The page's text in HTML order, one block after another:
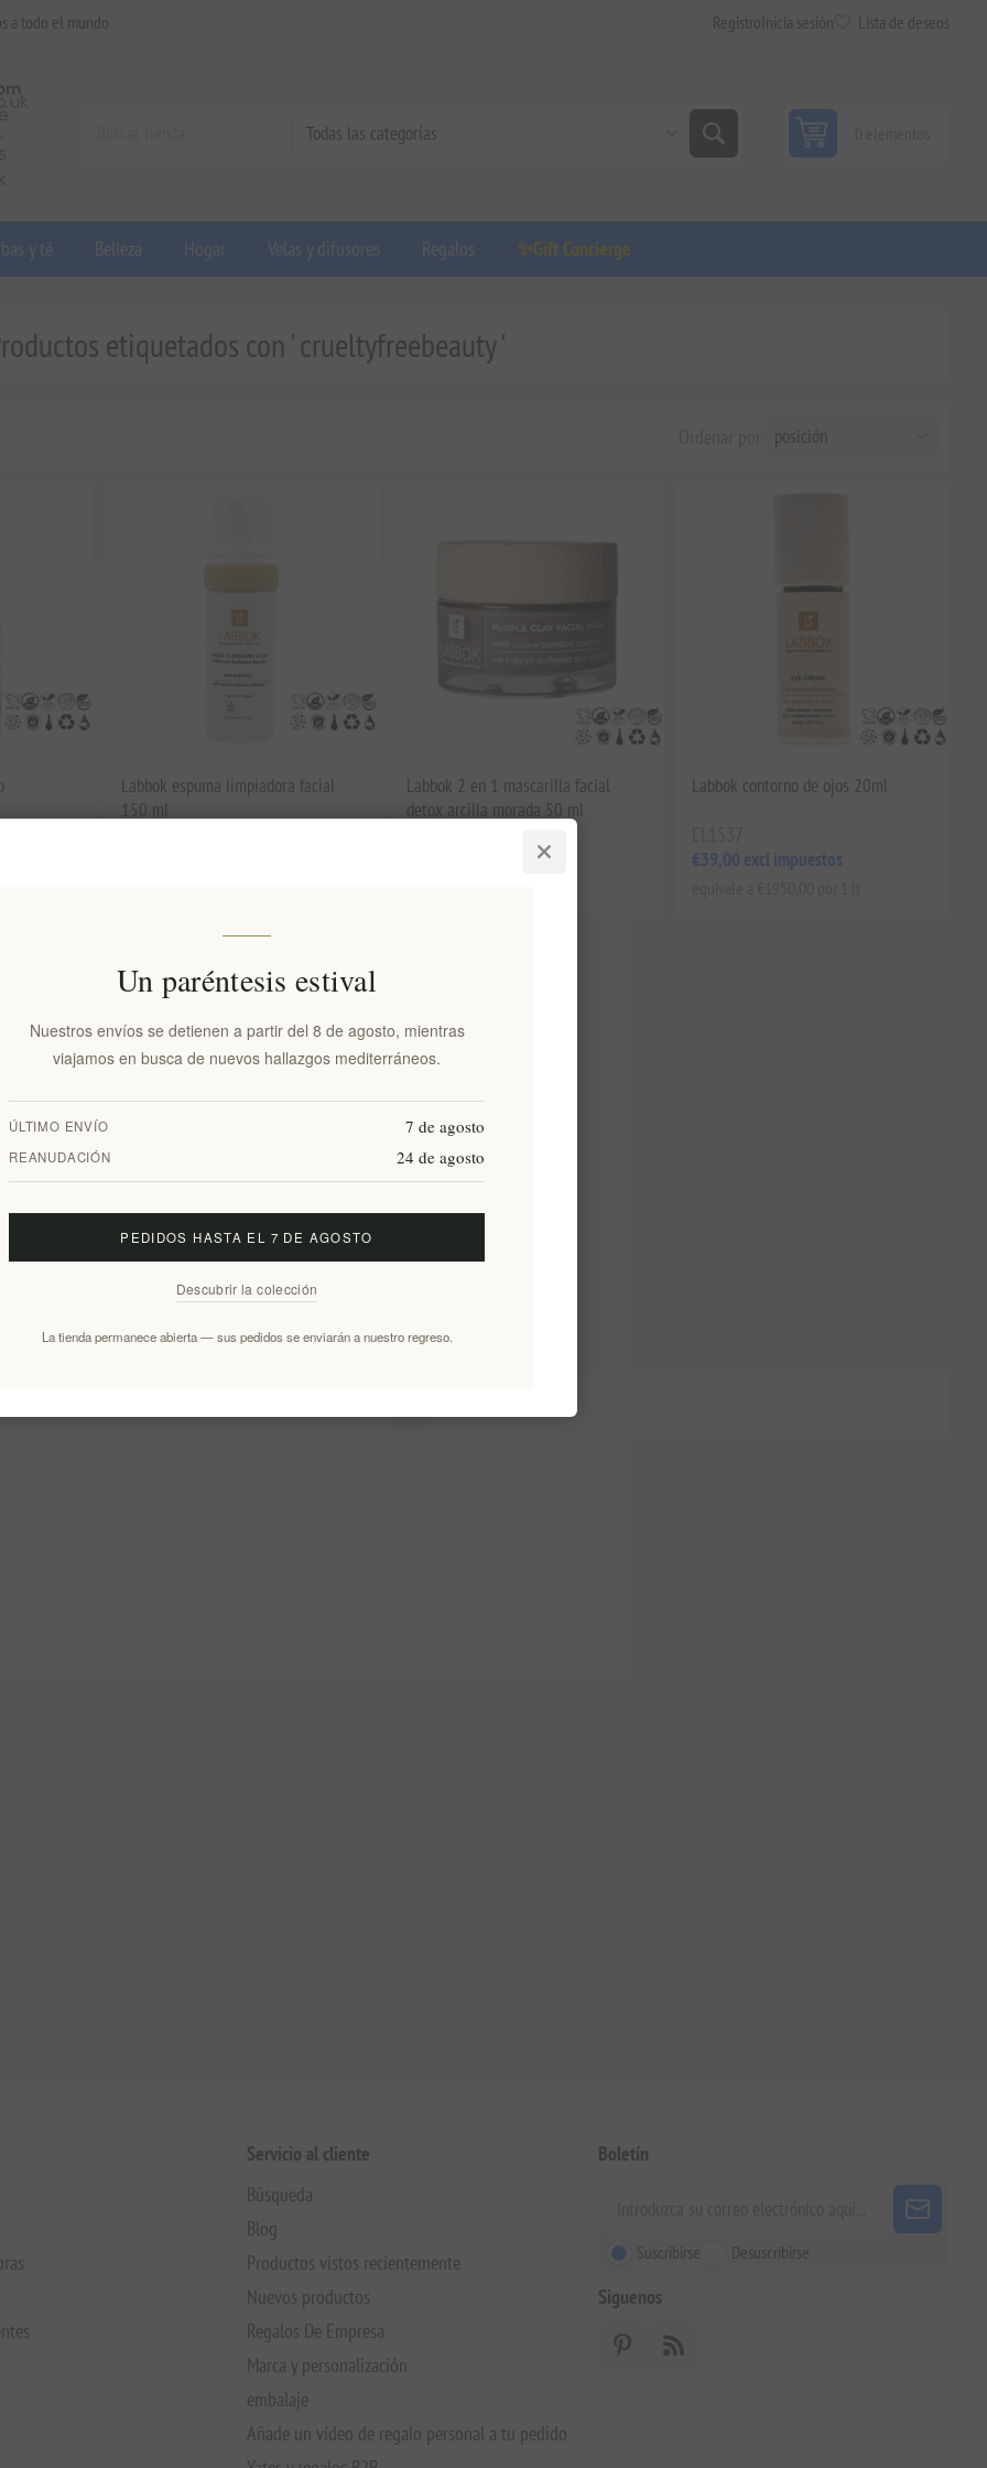
a todo el mundo Registro Inicia sesión Lista de deseos
y té Belleza Hogar Velas y difusores Regalos ✨Gift Concierge
etiquetados con ' crueltyfreebeauty '
Labbok espuma limpiadora facial
150 ml
Labbok 2 en 1 mascarilla facial
detox arcilla morada 50 ml
€24,92 excl impuestos
Labbok contorno de ojos 20ml
€39,00 excl impuestos
50ml
Labbok crema de día hidratación y
€22,04 excl impuestos
equivale a €440,80 por 1 lt
Servicio al cliente
Búsqueda
Blog
Productos vistos recientemente
Nuevos productos
Regalos De Empresa
Marca y personalización
embalaje
Añade un vídeo de regalo personal a tu pedido
Boletín
Suscribirse Desuscribirse
Siguenos
Un paréntesis estival
Nuestros envíos se detienen a partir del 8 de agosto, mientras
viajamos en busca de nuevos hallazgos mediterráneos.
ÚLTIMO ENVÍO 7 de agosto
REANUDACIÓN 24 de agosto
PEDIDOS HASTA EL 7 DE AGOSTO
Descubrir la colección
La tienda permanece abierta — sus pedidos se enviarán a nuestro regreso.